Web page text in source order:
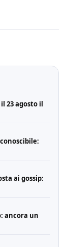
23 agosto il
ai gossip:
ancora un